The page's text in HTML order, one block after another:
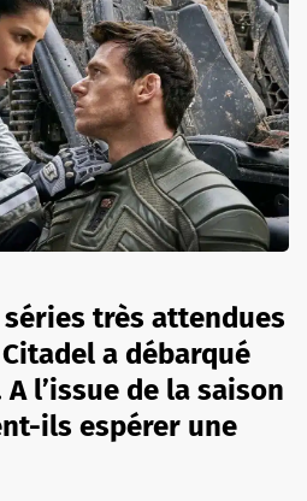
séries très attendues
a débarqué
l’issue de la saison
ils espérer une